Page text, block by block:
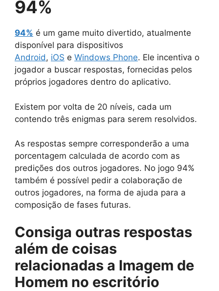
94%
94% é um game muito divertido, atualmente
disponível para dispositivos
Android, iOS e Windows Phone. Ele incentiva o
jogador a buscar respostas, fornecidas pelos
próprios jogadores dentro do aplicativo.
Existem por volta de 20 níveis, cada um
contendo três enigmas para serem resolvidos.
As respostas sempre corresponderão a uma
porcentagem calculada de acordo com as
predições dos outros jogadores. No jogo 94%
também é possível pedir a colaboração de
outros jogadores, na forma de ajuda para a
composição de fases futuras.
Consiga outras respostas
além de coisas
relacionadas a Imagem de
Homem no escritório